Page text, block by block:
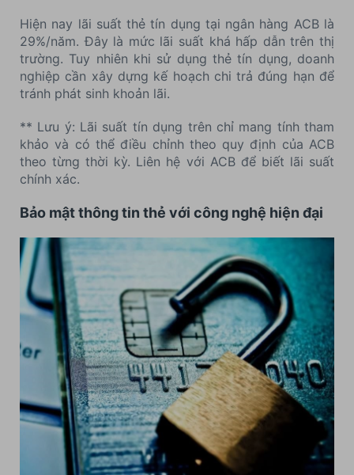
Hiện nay lãi suất thẻ tín dụng tại ngân hàng ACB là
29%/năm. Đây là mức lãi suất khá hấp dẫn trên thị
trường. Tuy nhiên khi sử dụng thẻ tín dụng, doanh
nghiệp cần xây dựng kế hoạch chi trả đúng hạn để
tránh phát sinh khoản lãi.
** Lưu ý: Lãi suất tín dụng trên chỉ mang tính tham
khảo và có thể điều chỉnh theo quy định của ACB
theo từng thời kỳ. Liên hệ với ACB để biết lãi suất
chính xác.
Bảo mật thông tin thẻ với công nghệ hiện đại